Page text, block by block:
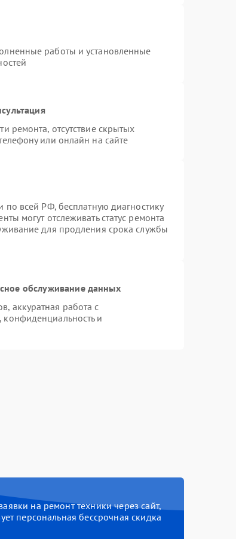
работы и установленные
ремонта, отсутствие скрытых
или онлайн на сайте
по всей РФ, бесплатную диагностику
могут отслеживать статус ремонта
для продления срока службы
обслуживание данных
аккуратная работа с
и
на ремонт техники через сайт,
персональная бессрочная скидка